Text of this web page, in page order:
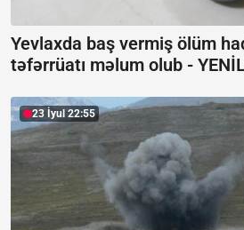
Yevlaxda baş vermiş ölüm
təfərrüatı məlum olub -
23 İyul 22:55